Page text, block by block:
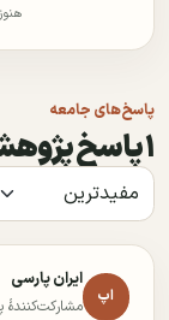
پاسخ‌های جامعه
۱ پاسخ پژوهشی
اپ
ایران پارسی
مشارکت‌کنندهٔ